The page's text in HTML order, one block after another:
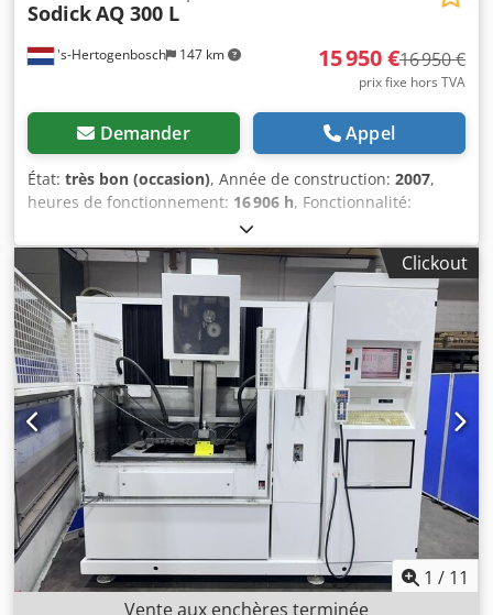
's-Hertogenbosch 147 km
SodickAQ 300 L
15 950 €16 950 €
prix fixe hors TVA
Demander Appel
État: très bon (occasion), Année de construction: 2007,
heures de fonctionnement: 16 906 h, Fonctionnalité:
, course de déplacement axe X:
300 mm, course de l’axe Y:200 mm, course de
déplacement axe Z:200 mm, Équipement:documentation
/ manuel, unité de refroidissement, Sodick AQ 300 L
heures de fonctionnement : 16 906 année de fabrication :
2007-11 commande servo linéaire x, y, z : 300 x 200 x
200 mm u, v : 80 mm diamètre du fil : 0,15 à 0,3 mm
(0,25 mm installé) Dodezgu I Tspfx Ab Eskr dimensions
maximales de la pièce : 740 x 440 x 200 mm (x, y, z) poids
maximal de la pièce : 300 kg refroidisseur cartouche de
déionisation documentation complète la machine est sous
tension pour inspection
Clickout
1 / 11
Vente aux enchères terminée